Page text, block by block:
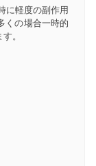
に軽度の副作用
くの場合一時的
。